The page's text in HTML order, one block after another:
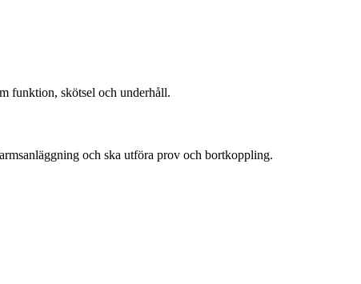
funktion, skötsel och underhåll.
och ska utföra prov och bortkoppling.